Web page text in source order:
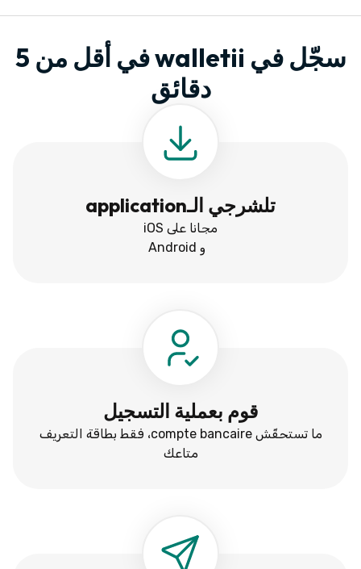
سجّل في walletii في أقل من 5
دقائق
تلشرجي الـapplication
مجانا على iOS
و Android
قوم بعملية التسجيل
ما تستحقّش compte bancaire، فقط بطاقة التعريف
متاعك